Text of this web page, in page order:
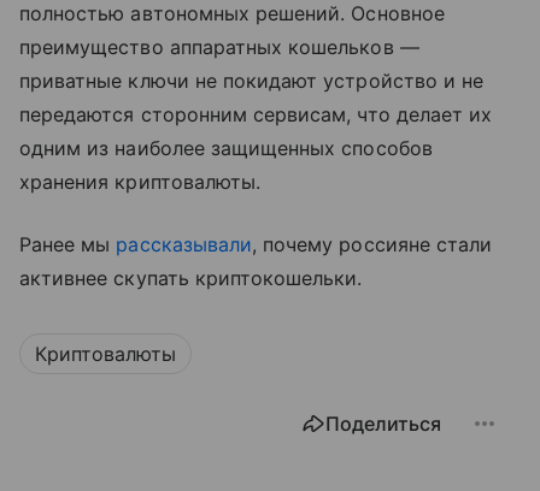
полностью автономных решений. Основное
преимущество аппаратных кошельков —
приватные ключи не покидают устройство и не
передаются сторонним сервисам, что делает их
одним из наиболее защищенных способов
хранения криптовалюты.
Ранее мы рассказывали, почему россияне стали
активнее скупать криптокошельки.
Криптовалюты
Поделиться